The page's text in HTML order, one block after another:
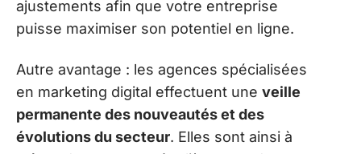
ajustements afin que votre entreprise
puisse maximiser son potentiel en ligne.
Autre avantage : les agences spécialisées
en marketing digital effectuent une veille
permanente des nouveautés et des
évolutions du secteur. Elles sont ainsi à